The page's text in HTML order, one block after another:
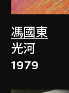
馮國東
光河
1979